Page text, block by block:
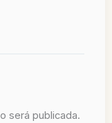
será publicada.